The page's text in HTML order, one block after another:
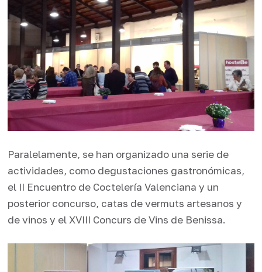
Paralelamente, se han organizado una serie de
actividades, como degustaciones gastronómicas,
el II Encuentro de Coctelería Valenciana y un
posterior concurso, catas de vermuts artesanos y
de vinos y el XVIII Concurs de Vins de Benissa.